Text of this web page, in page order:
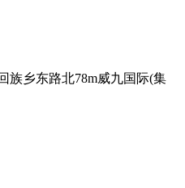
族乡东路北78m威九国际(集